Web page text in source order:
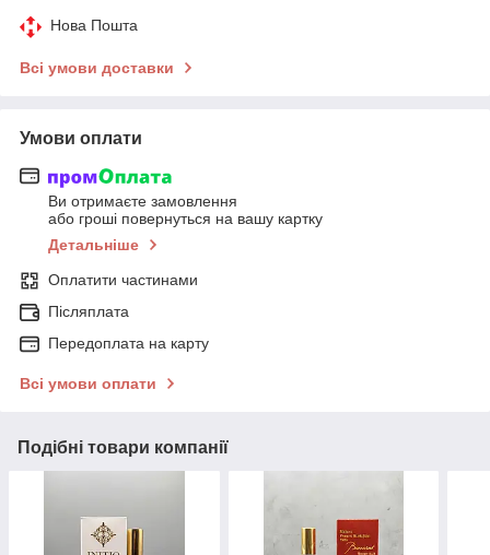
Нова Пошта
Всі умови доставки
Умови оплати
Ви отримаєте замовлення
або гроші повернуться на вашу картку
Детальніше
Оплатити частинами
Післяплата
Передоплата на карту
Всі умови оплати
Подібні товари компанії